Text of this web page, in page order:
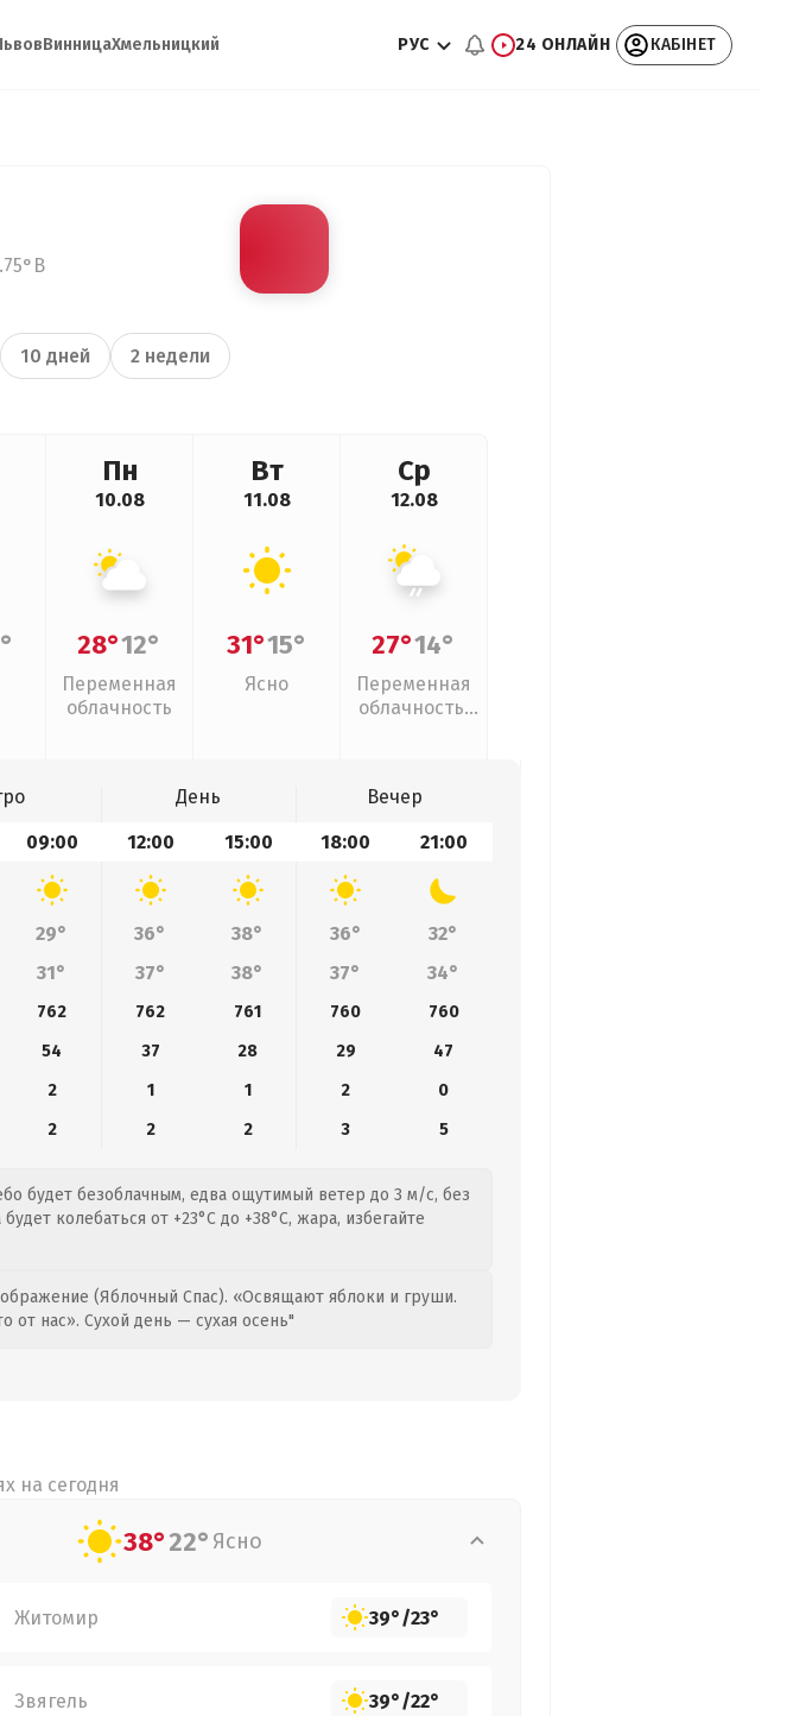
ВинницаХмельницкий РУС 24 ОНЛАЙН КАБІНЕТ
10 дней 2 недели
Пн
10.08
28°12°
Переменная
облачность
Вт
11.08
31°15°
Ясно
Ср
12.08
27°14°
Переменная
облачность,
День
Вечер
09:00 12:00 15:00 18:00 21:00
29° 36° 38° 36°
32°
31° 37° 38° 37° 34°
762 762 761 760
760
54 37 28 29
47
2 1 1 2
0
2 2 2 3 5
будет безоблачным, едва ощутимый ветер до 3 м/с, без
колебаться от +23°C до +38°C, жара, избегайте
(Яблочный Спас). «Освящают яблоки и груши.
нас». Сухой день — сухая осень"
на сегодня
38°22° Ясно
Житомир 39°/23°
Звягель 39°/22°